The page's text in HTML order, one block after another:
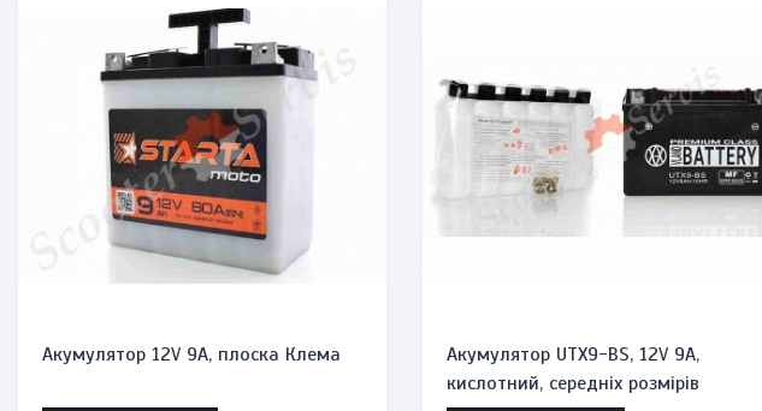
Акумулятор 12V 9A, плоска Клема
Акумулятор UTX9-BS, 12V 9A,
кислотний, середніх розмірів